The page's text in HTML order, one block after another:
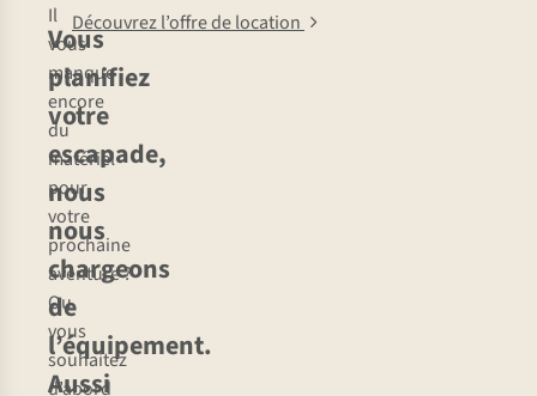
Vous
planifiez
votre
escapade,
nous
nous
chargeons
de
l’équipement.
Aussi
Il
vous
manque
encore
du
matériel
pour
votre
prochaine
aventure ?
Ou
vous
souhaitez
d’abord
Découvrez l’offre de location